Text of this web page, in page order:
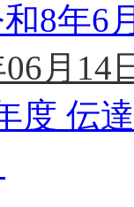
8年6
月14
度 伝